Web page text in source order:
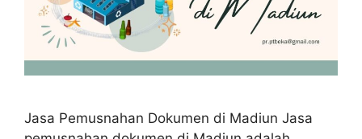
Jasa Pemusnahan Dokumen di Madiun Jasa